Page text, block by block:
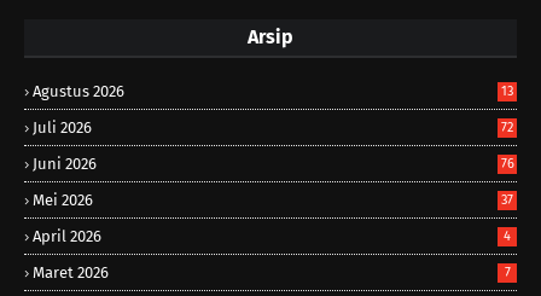
Arsip
Agustus 2026 13
Juli 2026 72
Juni 2026 76
Mei 2026 37
April 2026 4
Maret 2026 7